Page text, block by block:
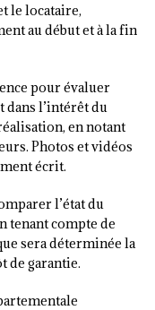
le locataire,
au début et à la fin
pour évaluer
dans l’intérêt du
en notant
Photos et vidéos
écrit.
l’état du
tenant compte de
sera déterminée la
de garantie.